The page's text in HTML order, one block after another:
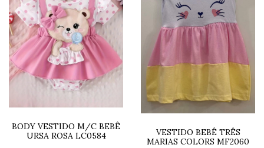
BODY VESTIDO M/C BEBÊ
URSA ROSA LC0584
VESTIDO BEBÊ TRÊS
MARIAS COLORS MF2060